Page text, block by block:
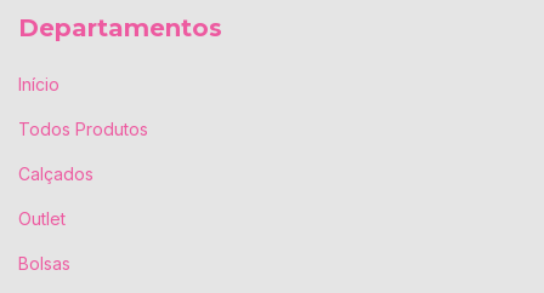
Departamentos
Início
Todos Produtos
Calçados
Outlet
Bolsas